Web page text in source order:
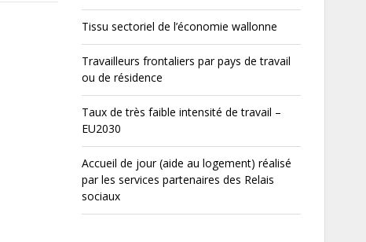
Tissu sectoriel de l’économie wallonne
Travailleurs frontaliers par pays de travail
ou de résidence
Taux de très faible intensité de travail –
EU2030
Accueil de jour (aide au logement) réalisé
par les services partenaires des Relais
sociaux